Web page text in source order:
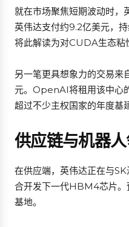
就在市场聚焦短期波动时，
英伟达支付约9.2亿美元，
将此解读为对CUDA生态粘
另一笔更具想象力的交易
元。OpenAI将租用该中心
超过不少主权国家的年度基
供应链与机器
在供应端，英伟达正在与
合开发下一代HBM4芯片。
基地。